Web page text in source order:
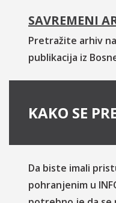
SAVREMENI
Pretražite arhiv
publikacija iz
KAKO SE
Da biste imali
pohranjenim u